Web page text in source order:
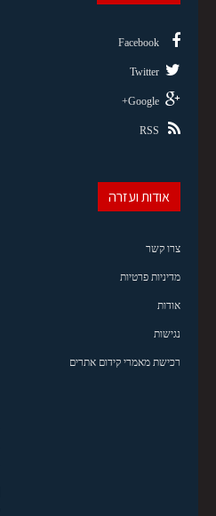
Facebook
Twitter
Google+
RSS
אודות ועזרה
צרו קשר
מדיניות פרטיות
אודות
נגישות
רכישת מאמרי קידום אתרים